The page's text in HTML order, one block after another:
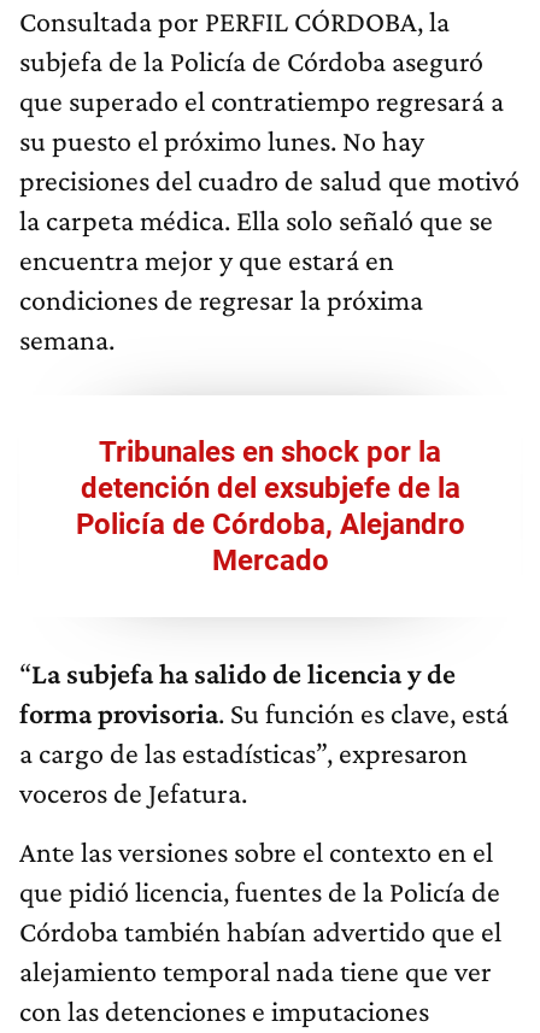
Consultada por PERFIL CÓRDOBA, la
subjefa de la Policía de Córdoba aseguró
que superado el contratiempo regresará a
su puesto el próximo lunes. No hay
precisiones del cuadro de salud que motivó
la carpeta médica. Ella solo señaló que se
encuentra mejor y que estará en
condiciones de regresar la próxima
semana.
Tribunales en shock por la
detención del exsubjefe de la
Policía de Córdoba, Alejandro
Mercado
“La subjefa ha salido de licencia y de
forma provisoria. Su función es clave, está
a cargo de las estadísticas”, expresaron
voceros de Jefatura.
Ante las versiones sobre el contexto en el
que pidió licencia, fuentes de la Policía de
Córdoba también habían advertido que el
alejamiento temporal nada tiene que ver
con las detenciones e imputaciones